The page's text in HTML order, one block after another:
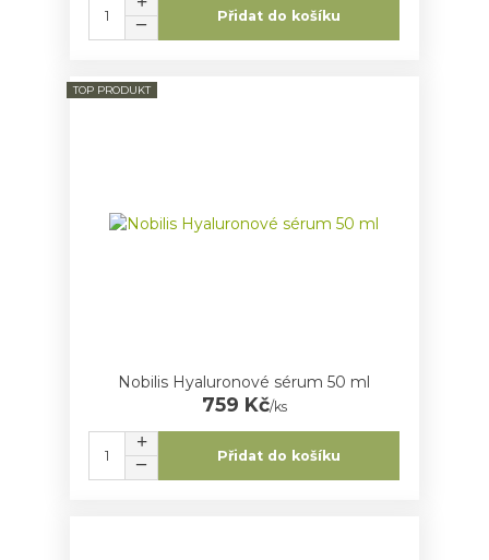
Přidat do košíku
TOP PRODUKT
Nobilis Hyaluronové sérum 50 ml
759 Kč/ks
Přidat do košíku